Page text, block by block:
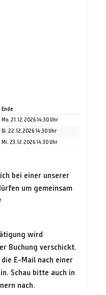
Ende
Mo. 21.12.2026 14:30 Uhr
Di. 22.12.2026 14:30 Uhr
Mi. 23.12.2026 14:30 Uhr
bei einer unserer
um gemeinsam
wird
Buchung verschickt.
E-Mail nach einer
Schau bitte auch in
nach.